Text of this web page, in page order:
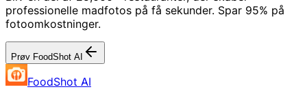
professionelle madfotos på få sekunder. Spar 95% på
fotoomkostninger.
Prøv FoodShot AI
FoodShot AI